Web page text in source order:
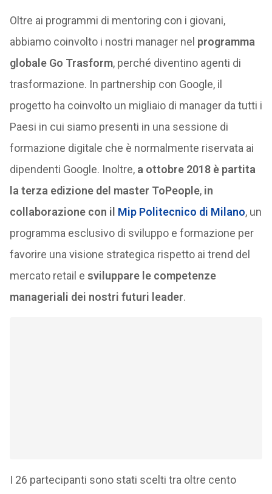
Oltre ai programmi di mentoring con i giovani,
abbiamo coinvolto i nostri manager nel programma
globale Go Trasform, perché diventino agenti di
trasformazione. In partnership con Google, il
progetto ha coinvolto un migliaio di manager da tutti i
Paesi in cui siamo presenti in una sessione di
formazione digitale che è normalmente riservata ai
dipendenti Google. Inoltre, a ottobre 2018 è partita
la terza edizione del master ToPeople, in
collaborazione con il Mip Politecnico di Milano, un
programma esclusivo di sviluppo e formazione per
favorire una visione strategica rispetto ai trend del
mercato retail e sviluppare le competenze
manageriali dei nostri futuri leader.
I 26 partecipanti sono stati scelti tra oltre cento